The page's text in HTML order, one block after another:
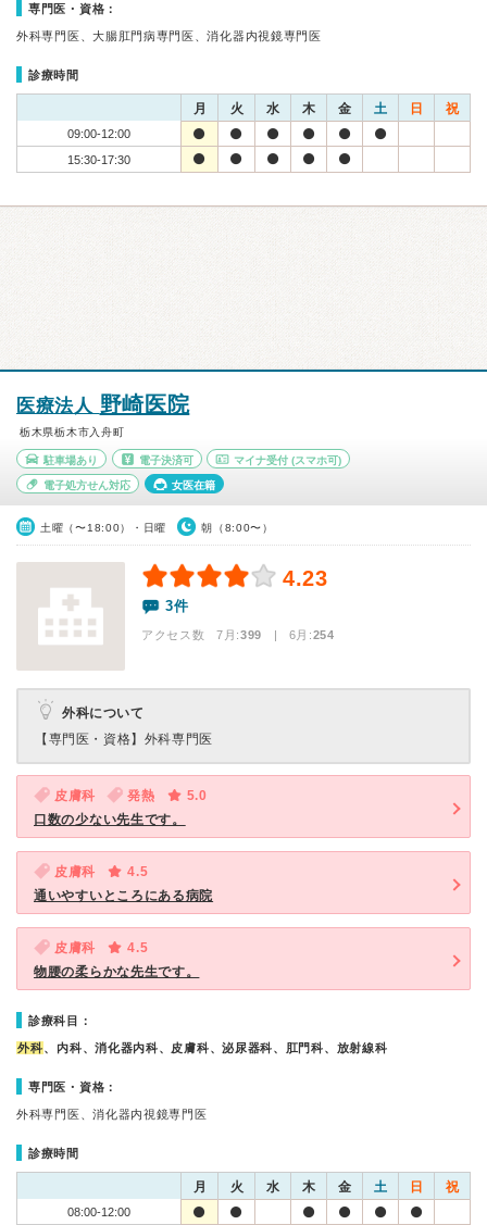
専門医・資格：
外科専門医、大腸肛門病専門医、消化器内視鏡専門医
診療時間
月 火 水 木 金 土 日 祝
09:00-12:00
15:30-17:30
医療法人 野崎医院
栃木県栃木市入舟町
駐車場あり 電子決済可 マイナ受付 (スマホ可)
電子処方せん対応 女医在籍
土曜（〜18:00）・日曜 朝（8:00〜）
4.23
3件
アクセス数 7月:399 | 6月:254
外科について
【専門医・資格】 外科専門医
皮膚科 発熱
5.0
口数の少ない先生です。
皮膚科
4.5
通いやすいところにある病院
皮膚科
4.5
物腰の柔らかな先生です。
診療科目：
外科、内科、消化器内科、皮膚科、泌尿器科、肛門科、放射線科
専門医・資格：
外科専門医、消化器内視鏡専門医
診療時間
月 火 水 木 金 土 日 祝
08:00-12:00